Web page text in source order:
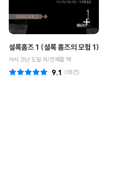
셜록홈즈 1 (셜록 홈즈의 모험 1)
아서 코난 도일 저/안재홍 역
(16건)
9.1